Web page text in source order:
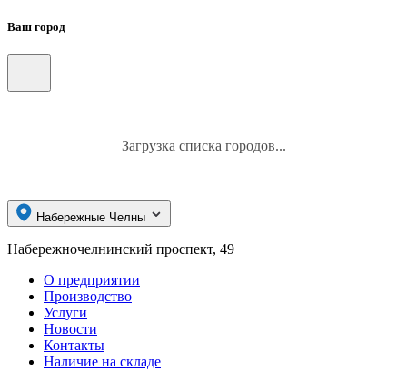
Ваш город
Загрузка списка городов...
Набережные Челны
Набережночелнинский проспект, 49
О предприятии
Производство
Услуги
Новости
Контакты
Наличие на складе